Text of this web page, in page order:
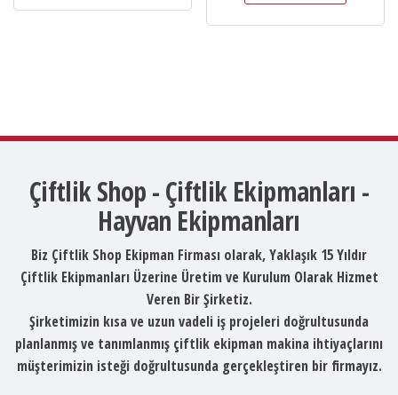
Çiftlik Shop - Çiftlik Ekipmanları -
Hayvan Ekipmanları
Biz Çiftlik Shop Ekipman Firması olarak, Yaklaşık 15 Yıldır
Çiftlik Ekipmanları Üzerine Üretim ve Kurulum Olarak Hizmet
Veren Bir Şirketiz.
Şirketimizin kısa ve uzun vadeli iş projeleri doğrultusunda
planlanmış ve tanımlanmış çiftlik ekipman makina ihtiyaçlarını
müşterimizin isteği doğrultusunda gerçekleştiren bir firmayız.